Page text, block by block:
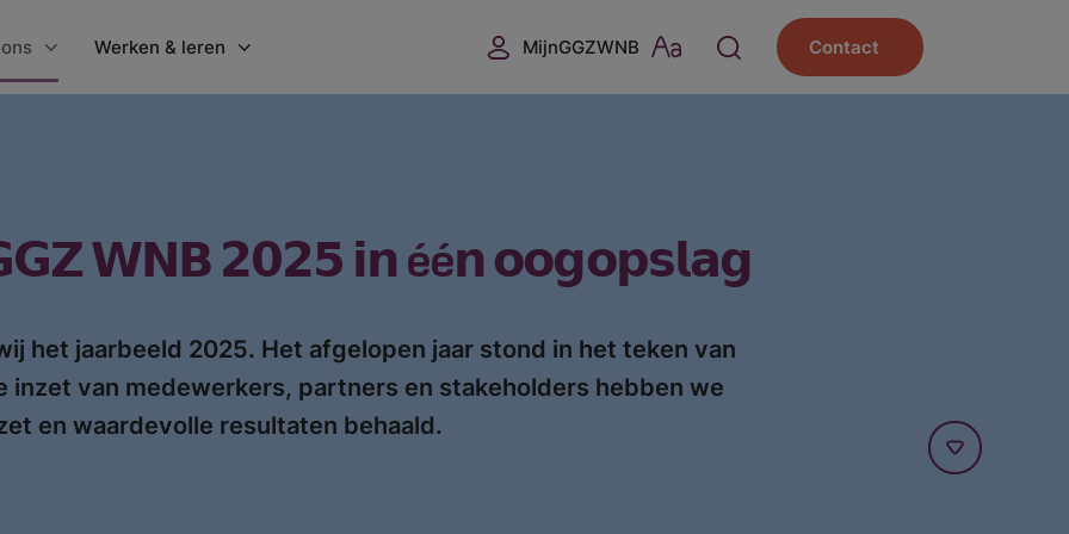
Vrederust
Werken & leren
Flexbureau
GGZ WNB Academie
Vrijwilligerswerk
MijnGGZWNB Contact
𝗪𝗡𝗕 𝟮𝟬𝟮𝟱 𝗶𝗻 éé𝗻 𝗼𝗼𝗴𝗼𝗽𝘀𝗹𝗮𝗴
het jaarbeeld 2025. Het afgelopen jaar stond in het teken van
inzet van medewerkers, partners en stakeholders hebben we
en waardevolle resultaten behaald.